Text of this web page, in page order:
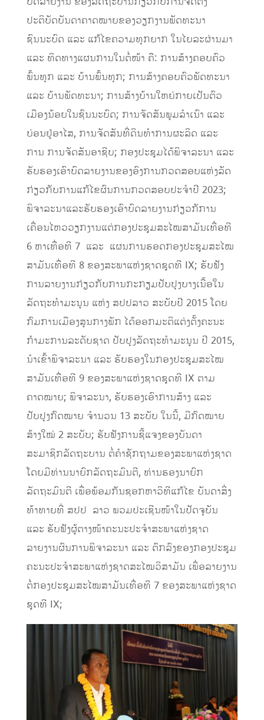
ປະຕິບັດບັນດາຄາດໝາຍຂອງວຽກງານພັດທະນາ
ຊົນນະບົດ ແລະ ແກ້ໄຂຄວາມທຸກຍາກ ໃນໄຍລະຜ່ານມາ
ແລະ ທິດທາງແຜນການໃນຕໍ່ໜ້າ ຄື: ການສ້າງຄອບຄົວ
ພົ້ນທຸກ ແລະ ບ້ານພົ້ນທຸກ; ການສ້າງຄອບຄົວພັດທະນາ
ແລະ ບ້ານພັດທະນາ; ການສ້າງບ້ານໃຫຍ່ກາຍເປັນຕົວ
ເມືອງນ້ອຍໃນຊົນນະບົດ; ການຈັດສັນພູມລໍາເນົາ ແລະ
ບ່ອນຢູ່ອາໄສ, ການຈັດສັນທີ່ດິນທໍາການຜະລິດ ແລະ
ການ ການຈັດສັນອາຊີບ; ກອງປະຊຸມໄດ້ພິຈາລະນາ ແລະ
ຮັບຮອງເອົາບົດລາຍງານຂອງອົງການກວດສອບແຫ່ງລັດ
ກ່ຽວກັບການແກ້ໄຂຜົນການກວດສອບປະຈໍາປີ 2023;
ພິຈາລະນາແລະຮັບຮອງເອົາບົດລາຍງານກ່ຽວກັການ
ເຄື່ອນໄຫວວຽກງານແຕ່ກອງປະຊຸມສະໄໝສາມັນເທື່ອທີ
6 ຫາເທື່ອທີ 7 ແລະ ແຜນການຮອດກອງປະຊຸມສະໄໝ
ສາມັນເທື່ອທີ 8 ຂອງສະພາແຫ່ງຊາດຊຸດທີ IX; ຮັບຟັງ
ການລາຍງານກ່ຽວກັບການກະກຽມປັບປຸງບາງເນື້ອໃນ
ລັດຖະທໍາມະນູນ ແຫ່ງ ສປປລາວ ສະບັບປີ 2015 ໂດຍ
ກົມການເມືອງສູນກາງພັກ ໄດ້ອອກມະຕິແຕ່ງຕັ້ງຄະນະ
ກໍາມະການລະດັບຊາດ ປັບປຸງລັດຖະທໍາມະນູນ ປີ 2015,
ນໍາເຂົ້າພິຈາລະນາ ແລະ ຮັບຮອງໃນກອງປະຊຸມສະໄໝ
ສາມັນເທື່ອທີ 9 ຂອງສະພາແຫ່ງຊາດຊຸດທີ IX ຕາມ
ຄາດໝາຍ; ພິຈາລະນາ, ຮັບຮອງເອົາການສ້າງ ແລະ
ປັບປຸງກົດໝາຍ ຈໍານວນ 13 ສະບັບ ໃນນີ້, ມີກົດໝາຍ
ສ້າງໃໝ່ 2 ສະບັບ; ຮັບຟັງການຊີ້ແຈງຂອງບັນດາ
ສະມາຊິກລັດຖະບານ ຕໍ່ຄໍາຊັກຖາມຂອງສະພາແຫ່ງຊາດ
ໂດຍມີທ່ານນາຍົກລັດຖະມົນຕີ, ທ່ານຮອງນາຍົກ
ລັດຖະມົນຕີ ເພື່ອພ້ອມກັນຊອກຫາວິທີແກ້ໄຂ ບັນດາສິ່ງ
ທ້າທາຍທີ່ ສປປ ລາວ ພວມປະເຊີນໜ້າໃນປັດຈຸບັນ
ແລະ ຮັບຟັງຜູ້ຕາງໜ້າຄະນະປະຈໍາສະພາແຫ່ງຊາດ
ລາຍງານຜົນການພິຈາລະນາ ແລະ ຕົກລົງຂອງກອງປະຊຸມ
ຄະນະປະຈໍາສະພາແຫ່ງຊາດສະໄໝວິສາມັນ ເພື່ອລາຍງານ
ຕໍ່ກອງປະຊຸມສະໄໝສາມັນເທື່ອທີ 7 ຂອງສະພາແຫ່ງຊາດ
ຊຸດທີ IX;